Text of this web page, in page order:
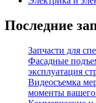
Последние
Запчасти для
Фасадные
эксплуатация
Видеосъемка
моменты вашего